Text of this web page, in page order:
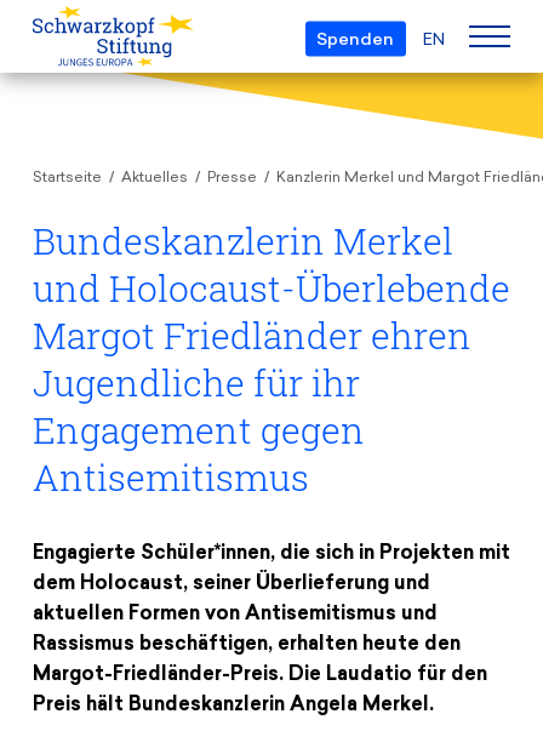
Spenden EN
Die Stiftung
Team
Gremien
Transparenz
Projekte
Understanding Europe
Junge Islam Konferenz
Postmigrant Europe
Junge Sicherheitskonferenz Europas
Zukunft D
Preise
Young European of the Year
Schwarzkopf-Europa-Preis
Inge-Deutschkron-Preis
Bildung & Reisen
Kursangebot
Materialien
Europa Erleben
Bildungsreisen
Aktuelles
News
Presse
Spenden
Suche
Kontakt
Startseite Aktuelles Presse Kanzlerin Merkel und Margot
Bundeskanzlerin Merkel
und Holocaust-Überlebende
Margot Friedländer ehren
Jugendliche für ihr
Engagement gegen
Antisemitismus
Engagierte Schüler*innen, die sich in Projekten mit
dem Holocaust, seiner Überlieferung und
aktuellen Formen von Antisemitismus und
Rassismus beschäftigen, erhalten heute den
Margot-Friedländer-Preis. Die Laudatio für den
Preis hält Bundeskanzlerin Angela Merkel.